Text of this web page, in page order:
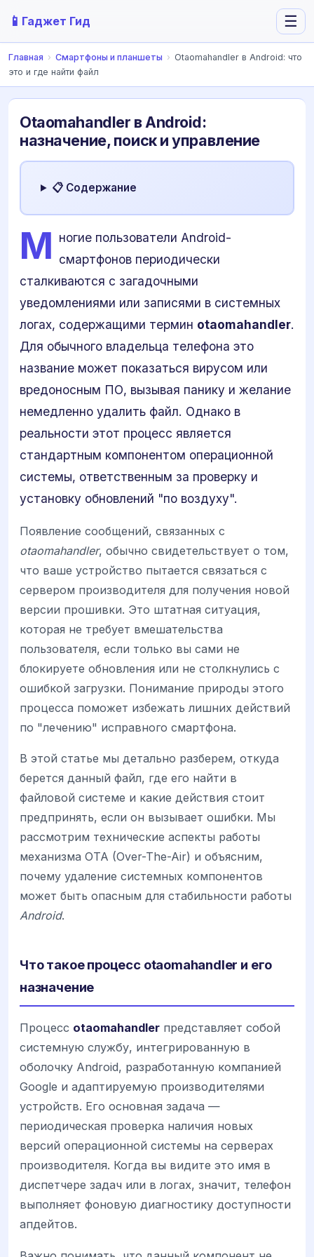
📱 Гаджет Гид ☰
Главная › Смартфоны и планшеты › Otaomahandler в Android: что
это и где найти файл
Otaomahandler в Android:
назначение, поиск и управление
📋 Содержание
М ногие пользователи Android-
смартфонов периодически
сталкиваются с загадочными
уведомлениями или записями в системных
логах, содержащими термин otaomahandler.
Для обычного владельца телефона это
название может показаться вирусом или
вредоносным ПО, вызывая панику и желание
немедленно удалить файл. Однако в
реальности этот процесс является
стандартным компонентом операционной
системы, ответственным за проверку и
установку обновлений "по воздуху".
Появление сообщений, связанных с
otaomahandler, обычно свидетельствует о том,
что ваше устройство пытается связаться с
сервером производителя для получения новой
версии прошивки. Это штатная ситуация,
которая не требует вмешательства
пользователя, если только вы сами не
блокируете обновления или не столкнулись с
ошибкой загрузки. Понимание природы этого
процесса поможет избежать лишних действий
по "лечению" исправного смартфона.
В этой статье мы детально разберем, откуда
берется данный файл, где его найти в
файловой системе и какие действия стоит
предпринять, если он вызывает ошибки. Мы
рассмотрим технические аспекты работы
механизма OTA (Over-The-Air) и объясним,
почему удаление системных компонентов
может быть опасным для стабильности работы
Android.
Что такое процесс otaomahandler и его
назначение
Процесс otaomahandler представляет собой
системную службу, интегрированную в
оболочку Android, разработанную компанией
Google и адаптируемую производителями
устройств. Его основная задача —
периодическая проверка наличия новых
версий операционной системы на серверах
производителя. Когда вы видите это имя в
диспетчере задач или в логах, значит, телефон
выполняет фоновую диагностику доступности
апдейтов.